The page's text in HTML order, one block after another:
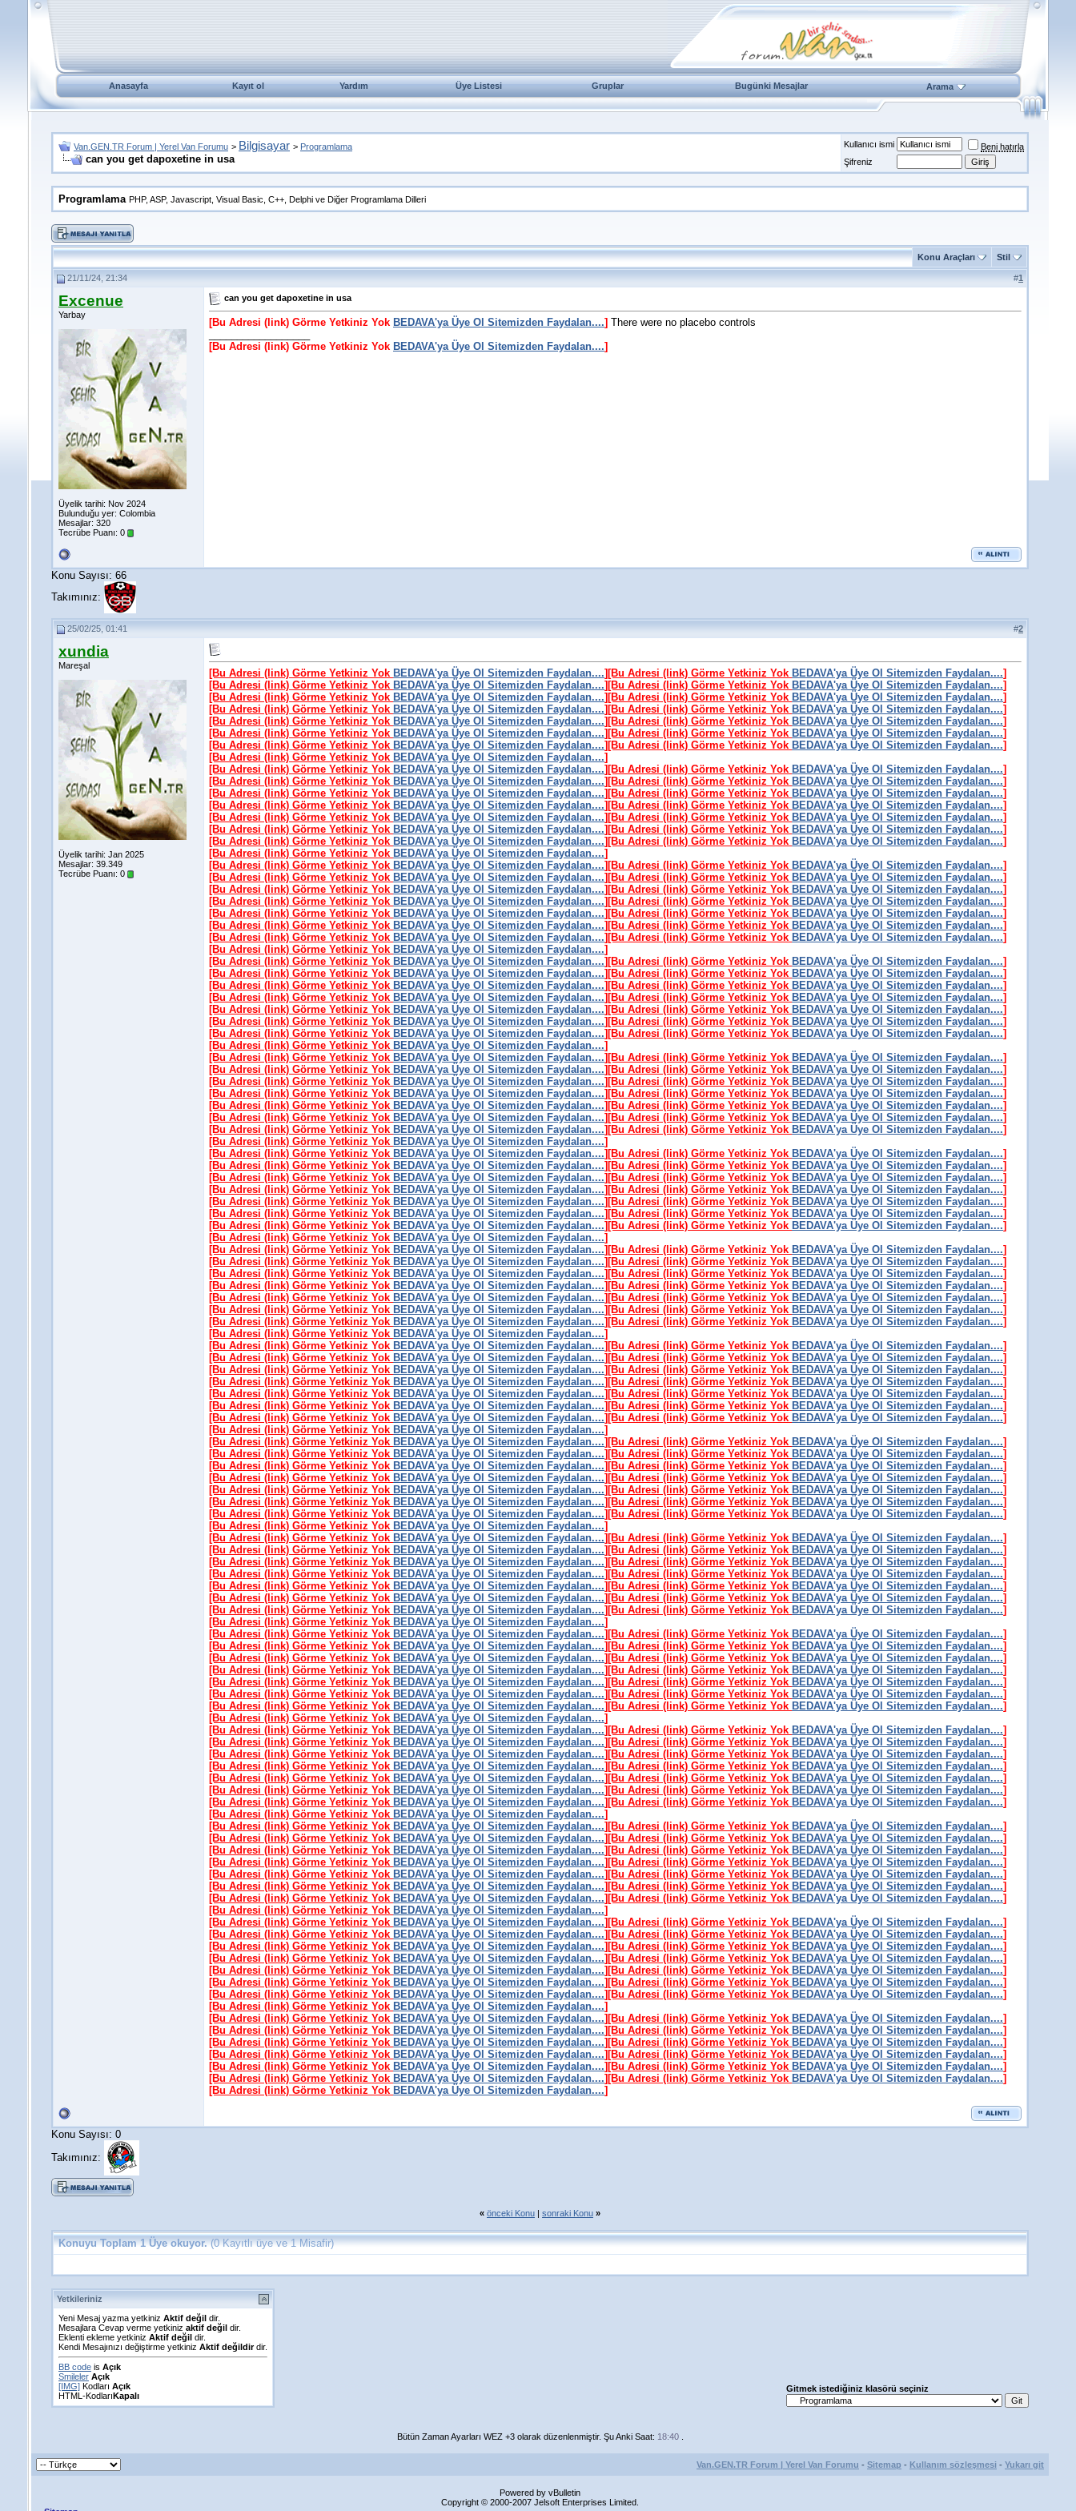
Anasayfa Kayıt ol Yardım Üye Listesi Gruplar Bugünki Mesajlar Arama
Van.GEN.TR Forum | Yerel Van Forumu > Bilgisayar > Programlama
can you get dapoxetine in usa
Kullanıcı ismi
Beni hatırla
Şifreniz
Programlama PHP, ASP, Javascript, Visual Basic, C++, Delphi ve Diğer Programlama Dilleri
Konu Araçları Stil
21/11/24, 21:34 #1
Excenue
Yarbay
Üyelik tarihi: Nov 2024
Bulunduğu yer: Colombia
Mesajlar: 320
Tecrübe Puanı: 0
can you get dapoxetine in usa
[Bu Adresi (link) Görme Yetkiniz Yok BEDAVA'ya Üye Ol Sitemizden Faydalan....] There were no placebo controls
[Bu Adresi (link) Görme Yetkiniz Yok BEDAVA'ya Üye Ol Sitemizden Faydalan....]
Konu Sayısı: 66
Takımınız:
25/02/25, 01:41 #2
xundia
Mareşal
Üyelik tarihi: Jan 2025
Mesajlar: 39.349
Tecrübe Puanı: 0
[Bu Adresi (link) Görme Yetkiniz Yok BEDAVA'ya Üye Ol Sitemizden Faydalan....] [Bu Adresi (link) Görme Yetkiniz Yok BEDAVA'ya Üye Ol Sitemizden Faydalan....]
[Bu Adresi (link) Görme Yetkiniz Yok BEDAVA'ya Üye Ol Sitemizden Faydalan....] [Bu Adresi (link) Görme Yetkiniz Yok BEDAVA'ya Üye Ol Sitemizden Faydalan....]
[Bu Adresi (link) Görme Yetkiniz Yok BEDAVA'ya Üye Ol Sitemizden Faydalan....] [Bu Adresi (link) Görme Yetkiniz Yok BEDAVA'ya Üye Ol Sitemizden Faydalan....]
[Bu Adresi (link) Görme Yetkiniz Yok BEDAVA'ya Üye Ol Sitemizden Faydalan....] [Bu Adresi (link) Görme Yetkiniz Yok BEDAVA'ya Üye Ol Sitemizden Faydalan....]
[Bu Adresi (link) Görme Yetkiniz Yok BEDAVA'ya Üye Ol Sitemizden Faydalan....] [Bu Adresi (link) Görme Yetkiniz Yok BEDAVA'ya Üye Ol Sitemizden Faydalan....]
[Bu Adresi (link) Görme Yetkiniz Yok BEDAVA'ya Üye Ol Sitemizden Faydalan....] [Bu Adresi (link) Görme Yetkiniz Yok BEDAVA'ya Üye Ol Sitemizden Faydalan....]
[Bu Adresi (link) Görme Yetkiniz Yok BEDAVA'ya Üye Ol Sitemizden Faydalan....] [Bu Adresi (link) Görme Yetkiniz Yok BEDAVA'ya Üye Ol Sitemizden Faydalan....]
[Bu Adresi (link) Görme Yetkiniz Yok BEDAVA'ya Üye Ol Sitemizden Faydalan....]
[Bu Adresi (link) Görme Yetkiniz Yok BEDAVA'ya Üye Ol Sitemizden Faydalan....] [Bu Adresi (link) Görme Yetkiniz Yok BEDAVA'ya Üye Ol Sitemizden Faydalan....]
[Bu Adresi (link) Görme Yetkiniz Yok BEDAVA'ya Üye Ol Sitemizden Faydalan....] [Bu Adresi (link) Görme Yetkiniz Yok BEDAVA'ya Üye Ol Sitemizden Faydalan....]
[Bu Adresi (link) Görme Yetkiniz Yok BEDAVA'ya Üye Ol Sitemizden Faydalan....] [Bu Adresi (link) Görme Yetkiniz Yok BEDAVA'ya Üye Ol Sitemizden Faydalan....]
[Bu Adresi (link) Görme Yetkiniz Yok BEDAVA'ya Üye Ol Sitemizden Faydalan....] [Bu Adresi (link) Görme Yetkiniz Yok BEDAVA'ya Üye Ol Sitemizden Faydalan....]
[Bu Adresi (link) Görme Yetkiniz Yok BEDAVA'ya Üye Ol Sitemizden Faydalan....] [Bu Adresi (link) Görme Yetkiniz Yok BEDAVA'ya Üye Ol Sitemizden Faydalan....]
[Bu Adresi (link) Görme Yetkiniz Yok BEDAVA'ya Üye Ol Sitemizden Faydalan....] [Bu Adresi (link) Görme Yetkiniz Yok BEDAVA'ya Üye Ol Sitemizden Faydalan....]
[Bu Adresi (link) Görme Yetkiniz Yok BEDAVA'ya Üye Ol Sitemizden Faydalan....] [Bu Adresi (link) Görme Yetkiniz Yok BEDAVA'ya Üye Ol Sitemizden Faydalan....]
[Bu Adresi (link) Görme Yetkiniz Yok BEDAVA'ya Üye Ol Sitemizden Faydalan....]
[Bu Adresi (link) Görme Yetkiniz Yok BEDAVA'ya Üye Ol Sitemizden Faydalan....] [Bu Adresi (link) Görme Yetkiniz Yok BEDAVA'ya Üye Ol Sitemizden Faydalan....]
[Bu Adresi (link) Görme Yetkiniz Yok BEDAVA'ya Üye Ol Sitemizden Faydalan....] [Bu Adresi (link) Görme Yetkiniz Yok BEDAVA'ya Üye Ol Sitemizden Faydalan....]
[Bu Adresi (link) Görme Yetkiniz Yok BEDAVA'ya Üye Ol Sitemizden Faydalan....] [Bu Adresi (link) Görme Yetkiniz Yok BEDAVA'ya Üye Ol Sitemizden Faydalan....]
[Bu Adresi (link) Görme Yetkiniz Yok BEDAVA'ya Üye Ol Sitemizden Faydalan....] [Bu Adresi (link) Görme Yetkiniz Yok BEDAVA'ya Üye Ol Sitemizden Faydalan....]
[Bu Adresi (link) Görme Yetkiniz Yok BEDAVA'ya Üye Ol Sitemizden Faydalan....] [Bu Adresi (link) Görme Yetkiniz Yok BEDAVA'ya Üye Ol Sitemizden Faydalan....]
[Bu Adresi (link) Görme Yetkiniz Yok BEDAVA'ya Üye Ol Sitemizden Faydalan....] [Bu Adresi (link) Görme Yetkiniz Yok BEDAVA'ya Üye Ol Sitemizden Faydalan....]
[Bu Adresi (link) Görme Yetkiniz Yok BEDAVA'ya Üye Ol Sitemizden Faydalan....] [Bu Adresi (link) Görme Yetkiniz Yok BEDAVA'ya Üye Ol Sitemizden Faydalan....]
[Bu Adresi (link) Görme Yetkiniz Yok BEDAVA'ya Üye Ol Sitemizden Faydalan....]
[Bu Adresi (link) Görme Yetkiniz Yok BEDAVA'ya Üye Ol Sitemizden Faydalan....] [Bu Adresi (link) Görme Yetkiniz Yok BEDAVA'ya Üye Ol Sitemizden Faydalan....]
[Bu Adresi (link) Görme Yetkiniz Yok BEDAVA'ya Üye Ol Sitemizden Faydalan....] [Bu Adresi (link) Görme Yetkiniz Yok BEDAVA'ya Üye Ol Sitemizden Faydalan....]
[Bu Adresi (link) Görme Yetkiniz Yok BEDAVA'ya Üye Ol Sitemizden Faydalan....] [Bu Adresi (link) Görme Yetkiniz Yok BEDAVA'ya Üye Ol Sitemizden Faydalan....]
[Bu Adresi (link) Görme Yetkiniz Yok BEDAVA'ya Üye Ol Sitemizden Faydalan....] [Bu Adresi (link) Görme Yetkiniz Yok BEDAVA'ya Üye Ol Sitemizden Faydalan....]
[Bu Adresi (link) Görme Yetkiniz Yok BEDAVA'ya Üye Ol Sitemizden Faydalan....] [Bu Adresi (link) Görme Yetkiniz Yok BEDAVA'ya Üye Ol Sitemizden Faydalan....]
[Bu Adresi (link) Görme Yetkiniz Yok BEDAVA'ya Üye Ol Sitemizden Faydalan....] [Bu Adresi (link) Görme Yetkiniz Yok BEDAVA'ya Üye Ol Sitemizden Faydalan....]
[Bu Adresi (link) Görme Yetkiniz Yok BEDAVA'ya Üye Ol Sitemizden Faydalan....] [Bu Adresi (link) Görme Yetkiniz Yok BEDAVA'ya Üye Ol Sitemizden Faydalan....]
[Bu Adresi (link) Görme Yetkiniz Yok BEDAVA'ya Üye Ol Sitemizden Faydalan....]
[Bu Adresi (link) Görme Yetkiniz Yok BEDAVA'ya Üye Ol Sitemizden Faydalan....] [Bu Adresi (link) Görme Yetkiniz Yok BEDAVA'ya Üye Ol Sitemizden Faydalan....]
[Bu Adresi (link) Görme Yetkiniz Yok BEDAVA'ya Üye Ol Sitemizden Faydalan....] [Bu Adresi (link) Görme Yetkiniz Yok BEDAVA'ya Üye Ol Sitemizden Faydalan....]
[Bu Adresi (link) Görme Yetkiniz Yok BEDAVA'ya Üye Ol Sitemizden Faydalan....] [Bu Adresi (link) Görme Yetkiniz Yok BEDAVA'ya Üye Ol Sitemizden Faydalan....]
[Bu Adresi (link) Görme Yetkiniz Yok BEDAVA'ya Üye Ol Sitemizden Faydalan....] [Bu Adresi (link) Görme Yetkiniz Yok BEDAVA'ya Üye Ol Sitemizden Faydalan....]
[Bu Adresi (link) Görme Yetkiniz Yok BEDAVA'ya Üye Ol Sitemizden Faydalan....] [Bu Adresi (link) Görme Yetkiniz Yok BEDAVA'ya Üye Ol Sitemizden Faydalan....]
[Bu Adresi (link) Görme Yetkiniz Yok BEDAVA'ya Üye Ol Sitemizden Faydalan....] [Bu Adresi (link) Görme Yetkiniz Yok BEDAVA'ya Üye Ol Sitemizden Faydalan....]
[Bu Adresi (link) Görme Yetkiniz Yok BEDAVA'ya Üye Ol Sitemizden Faydalan....] [Bu Adresi (link) Görme Yetkiniz Yok BEDAVA'ya Üye Ol Sitemizden Faydalan....]
[Bu Adresi (link) Görme Yetkiniz Yok BEDAVA'ya Üye Ol Sitemizden Faydalan....]
[Bu Adresi (link) Görme Yetkiniz Yok BEDAVA'ya Üye Ol Sitemizden Faydalan....] [Bu Adresi (link) Görme Yetkiniz Yok BEDAVA'ya Üye Ol Sitemizden Faydalan....]
[Bu Adresi (link) Görme Yetkiniz Yok BEDAVA'ya Üye Ol Sitemizden Faydalan....] [Bu Adresi (link) Görme Yetkiniz Yok BEDAVA'ya Üye Ol Sitemizden Faydalan....]
[Bu Adresi (link) Görme Yetkiniz Yok BEDAVA'ya Üye Ol Sitemizden Faydalan....] [Bu Adresi (link) Görme Yetkiniz Yok BEDAVA'ya Üye Ol Sitemizden Faydalan....]
[Bu Adresi (link) Görme Yetkiniz Yok BEDAVA'ya Üye Ol Sitemizden Faydalan....] [Bu Adresi (link) Görme Yetkiniz Yok BEDAVA'ya Üye Ol Sitemizden Faydalan....]
[Bu Adresi (link) Görme Yetkiniz Yok BEDAVA'ya Üye Ol Sitemizden Faydalan....] [Bu Adresi (link) Görme Yetkiniz Yok BEDAVA'ya Üye Ol Sitemizden Faydalan....]
[Bu Adresi (link) Görme Yetkiniz Yok BEDAVA'ya Üye Ol Sitemizden Faydalan....] [Bu Adresi (link) Görme Yetkiniz Yok BEDAVA'ya Üye Ol Sitemizden Faydalan....]
[Bu Adresi (link) Görme Yetkiniz Yok BEDAVA'ya Üye Ol Sitemizden Faydalan....] [Bu Adresi (link) Görme Yetkiniz Yok BEDAVA'ya Üye Ol Sitemizden Faydalan....]
[Bu Adresi (link) Görme Yetkiniz Yok BEDAVA'ya Üye Ol Sitemizden Faydalan....]
[Bu Adresi (link) Görme Yetkiniz Yok BEDAVA'ya Üye Ol Sitemizden Faydalan....] [Bu Adresi (link) Görme Yetkiniz Yok BEDAVA'ya Üye Ol Sitemizden Faydalan....]
[Bu Adresi (link) Görme Yetkiniz Yok BEDAVA'ya Üye Ol Sitemizden Faydalan....] [Bu Adresi (link) Görme Yetkiniz Yok BEDAVA'ya Üye Ol Sitemizden Faydalan....]
[Bu Adresi (link) Görme Yetkiniz Yok BEDAVA'ya Üye Ol Sitemizden Faydalan....] [Bu Adresi (link) Görme Yetkiniz Yok BEDAVA'ya Üye Ol Sitemizden Faydalan....]
[Bu Adresi (link) Görme Yetkiniz Yok BEDAVA'ya Üye Ol Sitemizden Faydalan....] [Bu Adresi (link) Görme Yetkiniz Yok BEDAVA'ya Üye Ol Sitemizden Faydalan....]
[Bu Adresi (link) Görme Yetkiniz Yok BEDAVA'ya Üye Ol Sitemizden Faydalan....] [Bu Adresi (link) Görme Yetkiniz Yok BEDAVA'ya Üye Ol Sitemizden Faydalan....]
[Bu Adresi (link) Görme Yetkiniz Yok BEDAVA'ya Üye Ol Sitemizden Faydalan....] [Bu Adresi (link) Görme Yetkiniz Yok BEDAVA'ya Üye Ol Sitemizden Faydalan....]
[Bu Adresi (link) Görme Yetkiniz Yok BEDAVA'ya Üye Ol Sitemizden Faydalan....] [Bu Adresi (link) Görme Yetkiniz Yok BEDAVA'ya Üye Ol Sitemizden Faydalan....]
[Bu Adresi (link) Görme Yetkiniz Yok BEDAVA'ya Üye Ol Sitemizden Faydalan....]
[Bu Adresi (link) Görme Yetkiniz Yok BEDAVA'ya Üye Ol Sitemizden Faydalan....] [Bu Adresi (link) Görme Yetkiniz Yok BEDAVA'ya Üye Ol Sitemizden Faydalan....]
[Bu Adresi (link) Görme Yetkiniz Yok BEDAVA'ya Üye Ol Sitemizden Faydalan....] [Bu Adresi (link) Görme Yetkiniz Yok BEDAVA'ya Üye Ol Sitemizden Faydalan....]
[Bu Adresi (link) Görme Yetkiniz Yok BEDAVA'ya Üye Ol Sitemizden Faydalan....] [Bu Adresi (link) Görme Yetkiniz Yok BEDAVA'ya Üye Ol Sitemizden Faydalan....]
[Bu Adresi (link) Görme Yetkiniz Yok BEDAVA'ya Üye Ol Sitemizden Faydalan....] [Bu Adresi (link) Görme Yetkiniz Yok BEDAVA'ya Üye Ol Sitemizden Faydalan....]
[Bu Adresi (link) Görme Yetkiniz Yok BEDAVA'ya Üye Ol Sitemizden Faydalan....] [Bu Adresi (link) Görme Yetkiniz Yok BEDAVA'ya Üye Ol Sitemizden Faydalan....]
[Bu Adresi (link) Görme Yetkiniz Yok BEDAVA'ya Üye Ol Sitemizden Faydalan....] [Bu Adresi (link) Görme Yetkiniz Yok BEDAVA'ya Üye Ol Sitemizden Faydalan....]
[Bu Adresi (link) Görme Yetkiniz Yok BEDAVA'ya Üye Ol Sitemizden Faydalan....] [Bu Adresi (link) Görme Yetkiniz Yok BEDAVA'ya Üye Ol Sitemizden Faydalan....]
[Bu Adresi (link) Görme Yetkiniz Yok BEDAVA'ya Üye Ol Sitemizden Faydalan....]
[Bu Adresi (link) Görme Yetkiniz Yok BEDAVA'ya Üye Ol Sitemizden Faydalan....] [Bu Adresi (link) Görme Yetkiniz Yok BEDAVA'ya Üye Ol Sitemizden Faydalan....]
[Bu Adresi (link) Görme Yetkiniz Yok BEDAVA'ya Üye Ol Sitemizden Faydalan....] [Bu Adresi (link) Görme Yetkiniz Yok BEDAVA'ya Üye Ol Sitemizden Faydalan....]
[Bu Adresi (link) Görme Yetkiniz Yok BEDAVA'ya Üye Ol Sitemizden Faydalan....] [Bu Adresi (link) Görme Yetkiniz Yok BEDAVA'ya Üye Ol Sitemizden Faydalan....]
[Bu Adresi (link) Görme Yetkiniz Yok BEDAVA'ya Üye Ol Sitemizden Faydalan....] [Bu Adresi (link) Görme Yetkiniz Yok BEDAVA'ya Üye Ol Sitemizden Faydalan....]
[Bu Adresi (link) Görme Yetkiniz Yok BEDAVA'ya Üye Ol Sitemizden Faydalan....] [Bu Adresi (link) Görme Yetkiniz Yok BEDAVA'ya Üye Ol Sitemizden Faydalan....]
[Bu Adresi (link) Görme Yetkiniz Yok BEDAVA'ya Üye Ol Sitemizden Faydalan....] [Bu Adresi (link) Görme Yetkiniz Yok BEDAVA'ya Üye Ol Sitemizden Faydalan....]
[Bu Adresi (link) Görme Yetkiniz Yok BEDAVA'ya Üye Ol Sitemizden Faydalan....] [Bu Adresi (link) Görme Yetkiniz Yok BEDAVA'ya Üye Ol Sitemizden Faydalan....]
[Bu Adresi (link) Görme Yetkiniz Yok BEDAVA'ya Üye Ol Sitemizden Faydalan....]
[Bu Adresi (link) Görme Yetkiniz Yok BEDAVA'ya Üye Ol Sitemizden Faydalan....] [Bu Adresi (link) Görme Yetkiniz Yok BEDAVA'ya Üye Ol Sitemizden Faydalan....]
[Bu Adresi (link) Görme Yetkiniz Yok BEDAVA'ya Üye Ol Sitemizden Faydalan....] [Bu Adresi (link) Görme Yetkiniz Yok BEDAVA'ya Üye Ol Sitemizden Faydalan....]
[Bu Adresi (link) Görme Yetkiniz Yok BEDAVA'ya Üye Ol Sitemizden Faydalan....] [Bu Adresi (link) Görme Yetkiniz Yok BEDAVA'ya Üye Ol Sitemizden Faydalan....]
[Bu Adresi (link) Görme Yetkiniz Yok BEDAVA'ya Üye Ol Sitemizden Faydalan....] [Bu Adresi (link) Görme Yetkiniz Yok BEDAVA'ya Üye Ol Sitemizden Faydalan....]
[Bu Adresi (link) Görme Yetkiniz Yok BEDAVA'ya Üye Ol Sitemizden Faydalan....] [Bu Adresi (link) Görme Yetkiniz Yok BEDAVA'ya Üye Ol Sitemizden Faydalan....]
[Bu Adresi (link) Görme Yetkiniz Yok BEDAVA'ya Üye Ol Sitemizden Faydalan....] [Bu Adresi (link) Görme Yetkiniz Yok BEDAVA'ya Üye Ol Sitemizden Faydalan....]
[Bu Adresi (link) Görme Yetkiniz Yok BEDAVA'ya Üye Ol Sitemizden Faydalan....] [Bu Adresi (link) Görme Yetkiniz Yok BEDAVA'ya Üye Ol Sitemizden Faydalan....]
[Bu Adresi (link) Görme Yetkiniz Yok BEDAVA'ya Üye Ol Sitemizden Faydalan....]
[Bu Adresi (link) Görme Yetkiniz Yok BEDAVA'ya Üye Ol Sitemizden Faydalan....] [Bu Adresi (link) Görme Yetkiniz Yok BEDAVA'ya Üye Ol Sitemizden Faydalan....]
[Bu Adresi (link) Görme Yetkiniz Yok BEDAVA'ya Üye Ol Sitemizden Faydalan....] [Bu Adresi (link) Görme Yetkiniz Yok BEDAVA'ya Üye Ol Sitemizden Faydalan....]
[Bu Adresi (link) Görme Yetkiniz Yok BEDAVA'ya Üye Ol Sitemizden Faydalan....] [Bu Adresi (link) Görme Yetkiniz Yok BEDAVA'ya Üye Ol Sitemizden Faydalan....]
[Bu Adresi (link) Görme Yetkiniz Yok BEDAVA'ya Üye Ol Sitemizden Faydalan....] [Bu Adresi (link) Görme Yetkiniz Yok BEDAVA'ya Üye Ol Sitemizden Faydalan....]
[Bu Adresi (link) Görme Yetkiniz Yok BEDAVA'ya Üye Ol Sitemizden Faydalan....] [Bu Adresi (link) Görme Yetkiniz Yok BEDAVA'ya Üye Ol Sitemizden Faydalan....]
[Bu Adresi (link) Görme Yetkiniz Yok BEDAVA'ya Üye Ol Sitemizden Faydalan....] [Bu Adresi (link) Görme Yetkiniz Yok BEDAVA'ya Üye Ol Sitemizden Faydalan....]
[Bu Adresi (link) Görme Yetkiniz Yok BEDAVA'ya Üye Ol Sitemizden Faydalan....] [Bu Adresi (link) Görme Yetkiniz Yok BEDAVA'ya Üye Ol Sitemizden Faydalan....]
[Bu Adresi (link) Görme Yetkiniz Yok BEDAVA'ya Üye Ol Sitemizden Faydalan....]
[Bu Adresi (link) Görme Yetkiniz Yok BEDAVA'ya Üye Ol Sitemizden Faydalan....] [Bu Adresi (link) Görme Yetkiniz Yok BEDAVA'ya Üye Ol Sitemizden Faydalan....]
[Bu Adresi (link) Görme Yetkiniz Yok BEDAVA'ya Üye Ol Sitemizden Faydalan....] [Bu Adresi (link) Görme Yetkiniz Yok BEDAVA'ya Üye Ol Sitemizden Faydalan....]
[Bu Adresi (link) Görme Yetkiniz Yok BEDAVA'ya Üye Ol Sitemizden Faydalan....] [Bu Adresi (link) Görme Yetkiniz Yok BEDAVA'ya Üye Ol Sitemizden Faydalan....]
[Bu Adresi (link) Görme Yetkiniz Yok BEDAVA'ya Üye Ol Sitemizden Faydalan....] [Bu Adresi (link) Görme Yetkiniz Yok BEDAVA'ya Üye Ol Sitemizden Faydalan....]
[Bu Adresi (link) Görme Yetkiniz Yok BEDAVA'ya Üye Ol Sitemizden Faydalan....] [Bu Adresi (link) Görme Yetkiniz Yok BEDAVA'ya Üye Ol Sitemizden Faydalan....]
[Bu Adresi (link) Görme Yetkiniz Yok BEDAVA'ya Üye Ol Sitemizden Faydalan....] [Bu Adresi (link) Görme Yetkiniz Yok BEDAVA'ya Üye Ol Sitemizden Faydalan....]
[Bu Adresi (link) Görme Yetkiniz Yok BEDAVA'ya Üye Ol Sitemizden Faydalan....] [Bu Adresi (link) Görme Yetkiniz Yok BEDAVA'ya Üye Ol Sitemizden Faydalan....]
[Bu Adresi (link) Görme Yetkiniz Yok BEDAVA'ya Üye Ol Sitemizden Faydalan....]
[Bu Adresi (link) Görme Yetkiniz Yok BEDAVA'ya Üye Ol Sitemizden Faydalan....] [Bu Adresi (link) Görme Yetkiniz Yok BEDAVA'ya Üye Ol Sitemizden Faydalan....]
[Bu Adresi (link) Görme Yetkiniz Yok BEDAVA'ya Üye Ol Sitemizden Faydalan....] [Bu Adresi (link) Görme Yetkiniz Yok BEDAVA'ya Üye Ol Sitemizden Faydalan....]
[Bu Adresi (link) Görme Yetkiniz Yok BEDAVA'ya Üye Ol Sitemizden Faydalan....] [Bu Adresi (link) Görme Yetkiniz Yok BEDAVA'ya Üye Ol Sitemizden Faydalan....]
[Bu Adresi (link) Görme Yetkiniz Yok BEDAVA'ya Üye Ol Sitemizden Faydalan....] [Bu Adresi (link) Görme Yetkiniz Yok BEDAVA'ya Üye Ol Sitemizden Faydalan....]
[Bu Adresi (link) Görme Yetkiniz Yok BEDAVA'ya Üye Ol Sitemizden Faydalan....] [Bu Adresi (link) Görme Yetkiniz Yok BEDAVA'ya Üye Ol Sitemizden Faydalan....]
[Bu Adresi (link) Görme Yetkiniz Yok BEDAVA'ya Üye Ol Sitemizden Faydalan....] [Bu Adresi (link) Görme Yetkiniz Yok BEDAVA'ya Üye Ol Sitemizden Faydalan....]
[Bu Adresi (link) Görme Yetkiniz Yok BEDAVA'ya Üye Ol Sitemizden Faydalan....] [Bu Adresi (link) Görme Yetkiniz Yok BEDAVA'ya Üye Ol Sitemizden Faydalan....]
[Bu Adresi (link) Görme Yetkiniz Yok BEDAVA'ya Üye Ol Sitemizden Faydalan....]
[Bu Adresi (link) Görme Yetkiniz Yok BEDAVA'ya Üye Ol Sitemizden Faydalan....] [Bu Adresi (link) Görme Yetkiniz Yok BEDAVA'ya Üye Ol Sitemizden Faydalan....]
[Bu Adresi (link) Görme Yetkiniz Yok BEDAVA'ya Üye Ol Sitemizden Faydalan....] [Bu Adresi (link) Görme Yetkiniz Yok BEDAVA'ya Üye Ol Sitemizden Faydalan....]
[Bu Adresi (link) Görme Yetkiniz Yok BEDAVA'ya Üye Ol Sitemizden Faydalan....] [Bu Adresi (link) Görme Yetkiniz Yok BEDAVA'ya Üye Ol Sitemizden Faydalan....]
[Bu Adresi (link) Görme Yetkiniz Yok BEDAVA'ya Üye Ol Sitemizden Faydalan....] [Bu Adresi (link) Görme Yetkiniz Yok BEDAVA'ya Üye Ol Sitemizden Faydalan....]
[Bu Adresi (link) Görme Yetkiniz Yok BEDAVA'ya Üye Ol Sitemizden Faydalan....] [Bu Adresi (link) Görme Yetkiniz Yok BEDAVA'ya Üye Ol Sitemizden Faydalan....]
[Bu Adresi (link) Görme Yetkiniz Yok BEDAVA'ya Üye Ol Sitemizden Faydalan....] [Bu Adresi (link) Görme Yetkiniz Yok BEDAVA'ya Üye Ol Sitemizden Faydalan....]
[Bu Adresi (link) Görme Yetkiniz Yok BEDAVA'ya Üye Ol Sitemizden Faydalan....] [Bu Adresi (link) Görme Yetkiniz Yok BEDAVA'ya Üye Ol Sitemizden Faydalan....]
[Bu Adresi (link) Görme Yetkiniz Yok BEDAVA'ya Üye Ol Sitemizden Faydalan....]
[Bu Adresi (link) Görme Yetkiniz Yok BEDAVA'ya Üye Ol Sitemizden Faydalan....] [Bu Adresi (link) Görme Yetkiniz Yok BEDAVA'ya Üye Ol Sitemizden Faydalan....]
[Bu Adresi (link) Görme Yetkiniz Yok BEDAVA'ya Üye Ol Sitemizden Faydalan....] [Bu Adresi (link) Görme Yetkiniz Yok BEDAVA'ya Üye Ol Sitemizden Faydalan....]
[Bu Adresi (link) Görme Yetkiniz Yok BEDAVA'ya Üye Ol Sitemizden Faydalan....] [Bu Adresi (link) Görme Yetkiniz Yok BEDAVA'ya Üye Ol Sitemizden Faydalan....]
[Bu Adresi (link) Görme Yetkiniz Yok BEDAVA'ya Üye Ol Sitemizden Faydalan....] [Bu Adresi (link) Görme Yetkiniz Yok BEDAVA'ya Üye Ol Sitemizden Faydalan....]
[Bu Adresi (link) Görme Yetkiniz Yok BEDAVA'ya Üye Ol Sitemizden Faydalan....] [Bu Adresi (link) Görme Yetkiniz Yok BEDAVA'ya Üye Ol Sitemizden Faydalan....]
[Bu Adresi (link) Görme Yetkiniz Yok BEDAVA'ya Üye Ol Sitemizden Faydalan....] [Bu Adresi (link) Görme Yetkiniz Yok BEDAVA'ya Üye Ol Sitemizden Faydalan....]
[Bu Adresi (link) Görme Yetkiniz Yok BEDAVA'ya Üye Ol Sitemizden Faydalan....]
Konu Sayısı: 0
Takımınız:
« önceki Konu | sonraki Konu »
Konuyu Toplam 1 Üye okuyor.(0 Kayıtlı üye ve 1 Misafir)
Yetkileriniz
Yeni Mesaj yazma yetkiniz Aktif değil dir.
Mesajlara Cevap verme yetkiniz aktif değil dir.
Eklenti ekleme yetkiniz Aktif değil dir.
Kendi Mesajınızı değiştirme yetkiniz Aktif değildirdir.
BB code is Açık
Smileler Açık
[IMG] Kodları Açık
HTML-KodlarıKapalı
Gitmek istediğiniz klasörü seçiniz
Bütün Zaman Ayarları WEZ +3 olarak düzenlenmiştir. Şu Anki Saat: 18:40.
Van.GEN.TR Forum | Yerel Van Forumu - Sitemap - Kullanım sözleşmesi - Yukarı git
Powered by vBulletin
Copyright © 2000-2007 Jelsoft Enterprises Limited.